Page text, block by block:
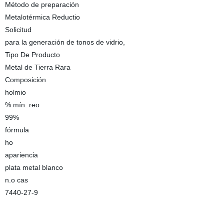
Método de preparación
Metalotérmica Reductio
Solicitud
para la generación de tonos de vidrio,
Tipo De Producto
Metal de Tierra Rara
Composición
holmio
% mín. reo
99%
fórmula
ho
apariencia
plata metal blanco
n.o cas
7440-27-9